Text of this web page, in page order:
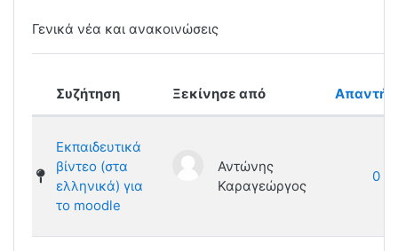
Γενικά νέα και ανακοινώσεις
Συζήτηση Ξεκίνησε από
Εκπαιδευτικά
βίντεο (στα
ελληνικά) για
το moodle
Αντώνης
Καραγεώργος
0